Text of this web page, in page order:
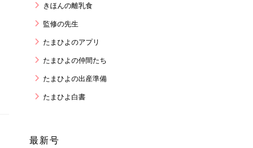
きほんの離乳食
監修の先生
たまひよのアプリ
たまひよの仲間たち
たまひよの出産準備
たまひよ白書
最新号